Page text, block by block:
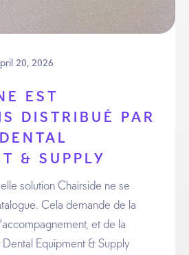
20, 2026
EST
DISTRIBUÉ PAR
& SUPPLY
solution Chairside ne se
Cela demande de la
et de la
Equipment & Supply